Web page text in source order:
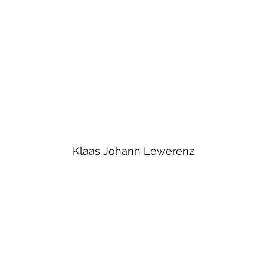
Klaas Johann Lewerenz